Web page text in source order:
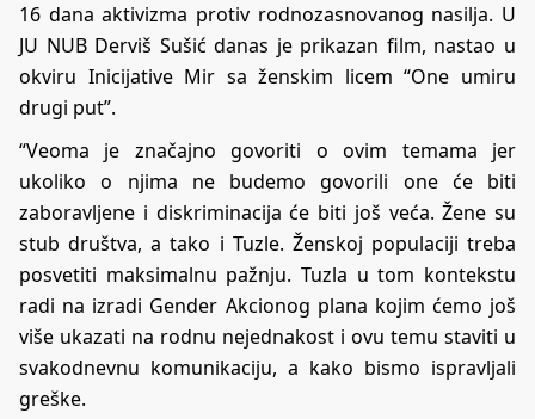
16 dana aktivizma protiv rodnozasnovanog nasilja. U
JU NUB Derviš Sušić danas je prikazan film, nastao u
okviru Inicijative Mir sa ženskim licem “One umiru
drugi put”.
“Veoma je značajno govoriti o ovim temama jer
ukoliko o njima ne budemo govorili one će biti
zaboravljene i diskriminacija će biti još veća. Žene su
stub društva, a tako i Tuzle. Ženskoj populaciji treba
posvetiti maksimalnu pažnju. Tuzla u tom kontekstu
radi na izradi Gender Akcionog plana kojim ćemo još
više ukazati na rodnu nejednakost i ovu temu staviti u
svakodnevnu komunikaciju, a kako bismo ispravljali
greške.